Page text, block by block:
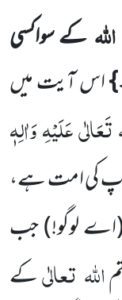
اللہکے سواکسی
اس آیت میں
عَلَیْہِ وَاٰلِہٖ
کی امت ہے،
لوگو!)جب
اللہ تعالٰیکے